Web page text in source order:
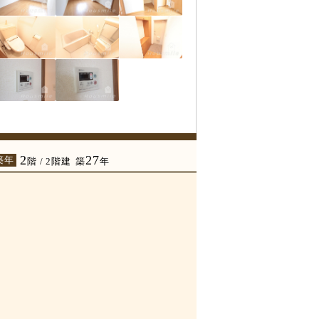
年 2 階 / 2階建 築27年